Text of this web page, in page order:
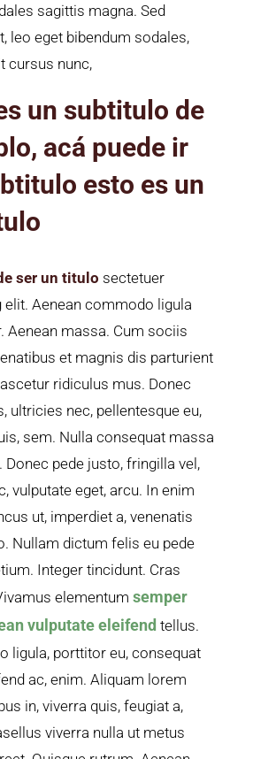
sagittis magna. Sed
leo eget bibendum sodales,
cursus nunc,
un subtitulo de
acá puede ir
esto es un
ser un titulo sectetuer
elit. Aenean commodo ligula
Aenean massa. Cum sociis
et magnis dis parturient
ridiculus mus. Donec
ultricies nec, pellentesque eu,
sem. Nulla consequat massa
Donec pede justo, fringilla vel,
vulputate eget, arcu. In enim
ut, imperdiet a, venenatis
Nullam dictum felis eu pede
Integer tincidunt. Cras
elementum semper
vulputate eleifend tellus.
ligula, porttitor eu, consequat
ac, enim. Aliquam lorem
in, viverra quis, feugiat a,
viverra nulla ut metus